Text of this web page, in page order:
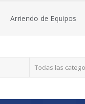
Arriendo de Equipos
Todas las